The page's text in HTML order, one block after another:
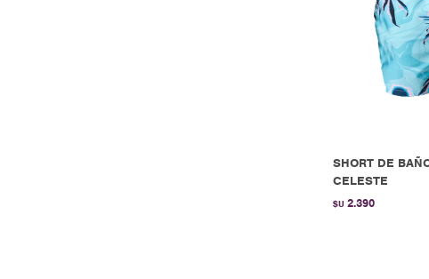
SHORT DE
CELESTE
$U 2.390